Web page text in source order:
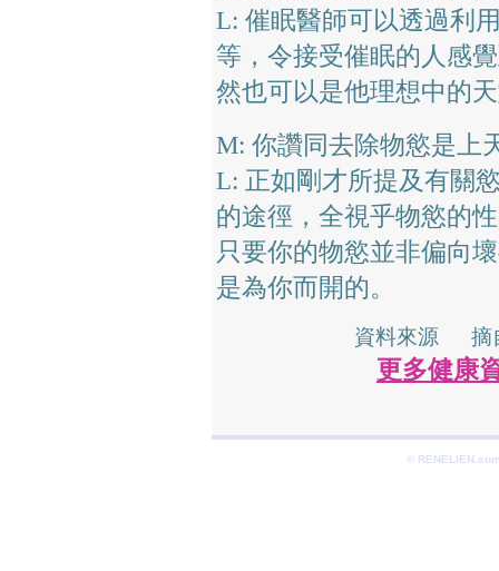
L: 催眠醫師可以透過利
等，令接受催眠的人感
然也可以是他理想中的
M: 你讚同去除物慾是上
L: 正如剛才所提及有關
的途徑，全視乎物慾的
只要你的物慾並非偏向
是為你而開的。
資料來源 摘
更多健康
©